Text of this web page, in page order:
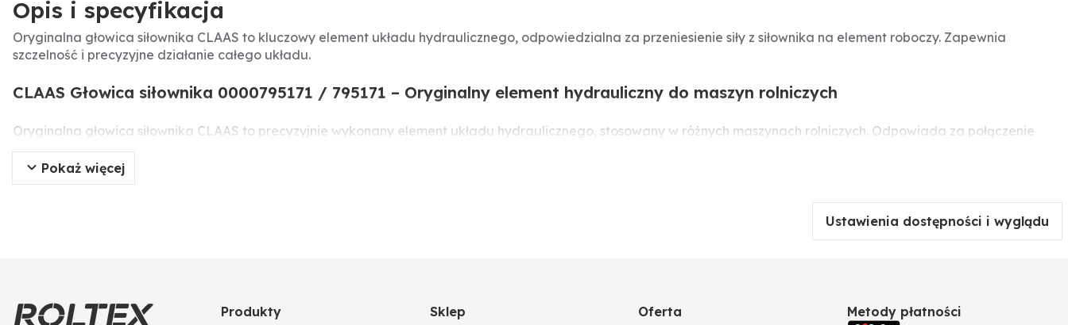
Opis i specyfikacja
Oryginalna głowica siłownika CLAAS to kluczowy element układu hydraulicznego, odpowiedzialna za przeniesienie siły z siłownika na element roboczy. Zapewnia
szczelność i precyzyjne działanie całego układu.
CLAAS Głowica siłownika 0000795171 / 795171 – Oryginalny element hydrauliczny do maszyn rolniczych
Oryginalna głowica siłownika CLAAS to precyzyjnie wykonany element układu hydraulicznego, stosowany w różnych maszynach rolniczych. Odpowiada za połączenie
siłownika z elementem roboczym, zapewniając szczelność i efektywne przenoszenie siły. Jej zużycie może prowadzić do wycieków i spadku wydajności, dlatego wymiana
na oryginalną część gwarantuje niezawodną pracę maszyny.
Zastosowanie:Maszyny rolnicze CLAAS
Pokaż więcej
Ustawienia dostępności i wyglądu
Produkty Sklep Oferta Metody płatności